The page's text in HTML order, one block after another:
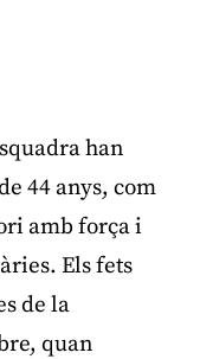
han
44 anys, com
amb força i
Els fets
de la
quan